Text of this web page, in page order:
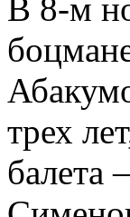
В 8-м
трех
балета